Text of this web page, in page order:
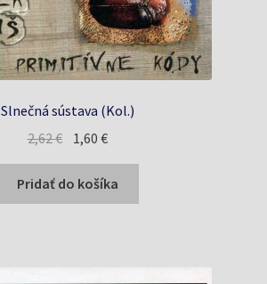
Slnečná sústava (Kol.)
2,62€ Pôvodná
cena
bola:
2,62 €.
1,60€Aktuálna
cena
je:
1,60 €.
Pridať do košíka